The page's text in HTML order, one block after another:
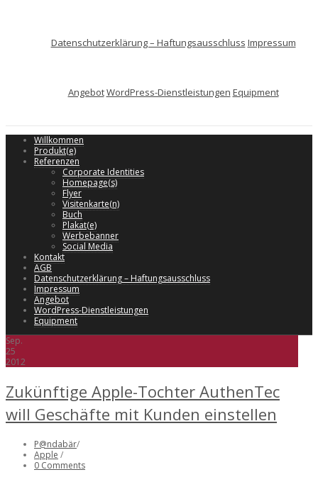
Datenschutzerklärung – Haftungsausschluss Impressum
AngebotWordPress-Dienstleistungen Equipment
Willkommen
Produkt(e)
Referenzen
Corporate Identities
Homepage(s)
Flyer
Visitenkarte(n)
Buch
Plakat(e)
Werbebanner
Social Media
Kontakt
AGB
Datenschutzerklärung – Haftungsausschluss
Impressum
Angebot
WordPress-Dienstleistungen
Equipment
Sep.
25
2012
Zukünftige Apple-Tochter AuthenTec
will Geschäfte mit Kunden einstellen
P@ndabär/
Apple /
0 Comments